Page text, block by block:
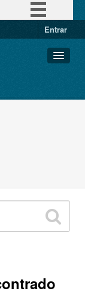
Entrar